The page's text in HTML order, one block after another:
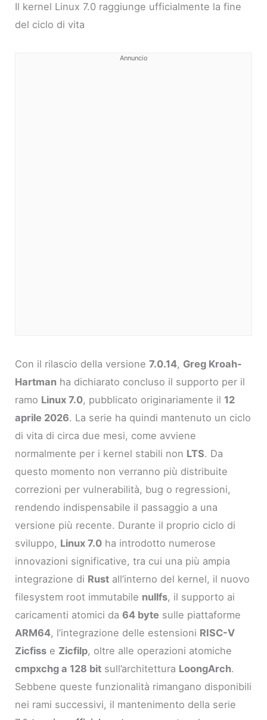
Il kernel Linux 7.0 raggiunge ufficialmente la fine
del ciclo di vita
Annuncio
Con il rilascio della versione7.0.14, Greg Kroah-
Hartman ha dichiarato concluso il supporto per il
ramo Linux 7.0, pubblicato originariamente il 12
aprile 2026. La serie ha quindi mantenuto un ciclo
di vita di circa due mesi, come avviene
normalmente per i kernel stabili non LTS. Da
questo momento non verranno più distribuite
correzioni per vulnerabilità, bug o regressioni,
rendendo indispensabile il passaggio a una
versione più recente. Durante il proprio ciclo di
sviluppo, Linux 7.0 ha introdotto numerose
innovazioni significative, tra cui una più ampia
integrazione di Rust all’interno del kernel, il nuovo
filesystem root immutabile nullfs, il supporto ai
caricamenti atomici da64 byte sulle piattaforme
ARM64, l’integrazione delle estensioni RISC-V
Zicfiss e Zicfilp, oltre alle operazioni atomiche
cmpxchg a 128 bit sull’architettura LoongArch.
Sebbene queste funzionalità rimangano disponibili
nei rami successivi, il mantenimento della serie